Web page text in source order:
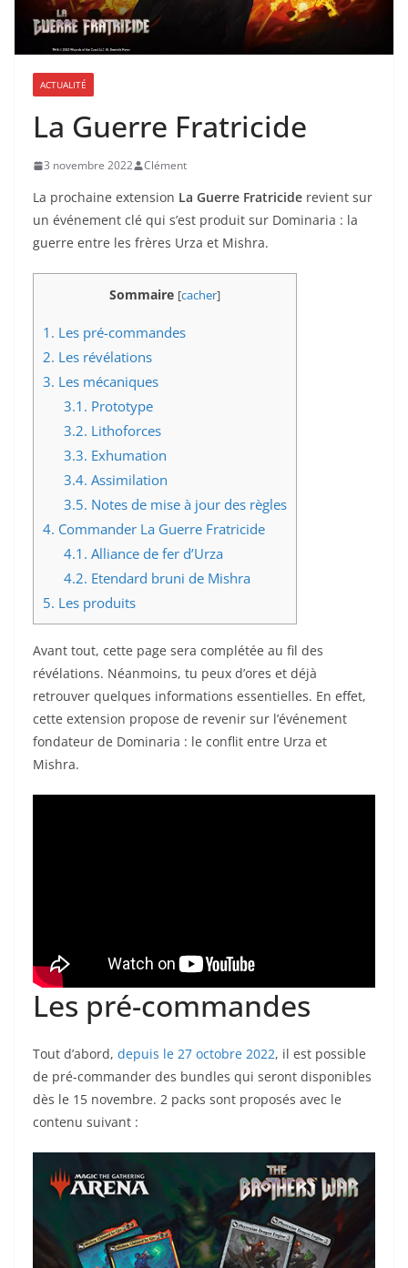
ACTUALITÉ
La Guerre Fratricide
3 novembre 2022 Clément
La prochaine extension La Guerre Fratricide revient sur
un événement clé qui s’est produit sur Dominaria : la
guerre entre les frères Urza et Mishra.
Sommaire [cacher]
1. Les pré-commandes
2. Les révélations
3. Les mécaniques
3.1. Prototype
3.2. Lithoforces
3.3. Exhumation
3.4. Assimilation
3.5. Notes de mise à jour des règles
4. Commander La Guerre Fratricide
4.1. Alliance de fer d’Urza
4.2. Etendard bruni de Mishra
5. Les produits
Avant tout, cette page sera complétée au fil des
révélations. Néanmoins, tu peux d’ores et déjà
retrouver quelques informations essentielles. En effet,
cette extension propose de revenir sur l’événement
fondateur de Dominaria : le conflit entre Urza et
Mishra.
Les pré-commandes
Tout d’abord, depuis le 27 octobre 2022, il est possible
de pré-commander des bundles qui seront disponibles
dès le 15 novembre. 2 packs sont proposés avec le
contenu suivant :